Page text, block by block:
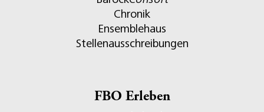
Chronik
Ensemblehaus
Stellenausschreibungen
FBO Erleben